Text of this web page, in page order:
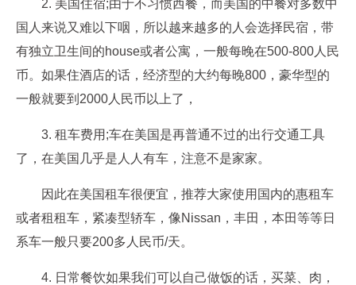
2. 美国住宿;由于不习惯西餐，而美国的中餐对多数中
国人来说又难以下咽，所以越来越多的人会选择民宿，带
有独立卫生间的house或者公寓，一般每晚在500-800人民
币。如果住酒店的话，经济型的大约每晚800，豪华型的
一般就要到2000人民币以上了，
3. 租车费用;车在美国是再普通不过的出行交通工具
了，在美国几乎是人人有车，注意不是家家。
因此在美国租车很便宜，推荐大家使用国内的惠租车
或者租租车，紧凑型轿车，像Nissan，丰田，本田等等日
系车一般只要200多人民币/天。
4. 日常餐饮如果我们可以自己做饭的话，买菜、肉，